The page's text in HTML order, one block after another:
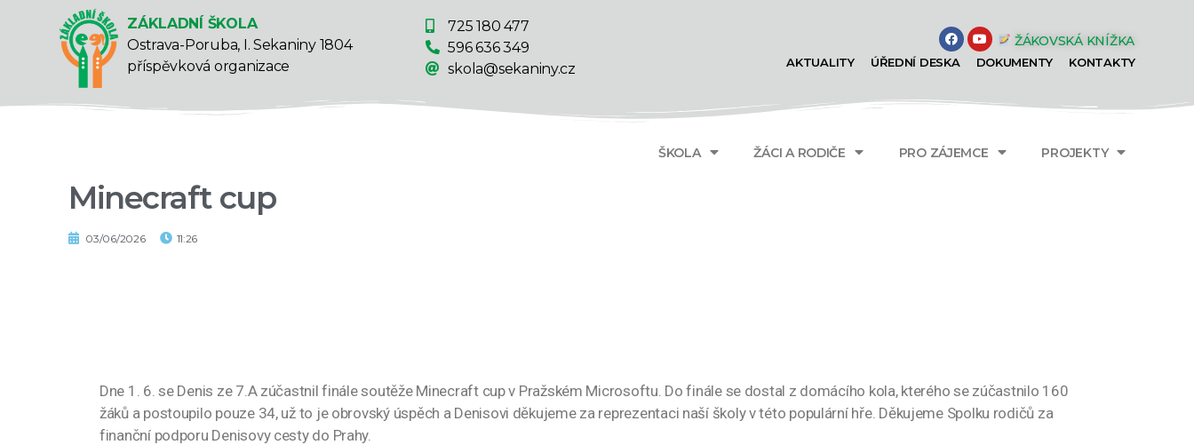
ZÁKLADNÍ ŠKOLA
Ostrava-Poruba, I. Sekaniny 1804
příspěvková organizace
725 180 477
596 636 349
skola@sekaniny.cz
ŽÁKOVSKÁ KNÍŽKA
AKTUALITY ÚŘEDNÍ DESKA DOKUMENTY KONTAKTY
ŠKOLA ŽÁCI A RODIČE PRO ZÁJEMCE PROJEKTY
Minecraft cup
03/06/2026 11:26
Dne 1. 6. se Denis ze 7.A zúčastnil finále soutěže Minecraft cup v Pražském Microsoftu. Do finále se dostal z domácího kola, kterého se zúčastnilo 160
žáků a postoupilo pouze 34, už to je obrovský úspěch a Denisovi děkujeme za reprezentaci naší školy v této populární hře. Děkujeme Spolku rodičů za
finanční podporu Denisovy cesty do Prahy.